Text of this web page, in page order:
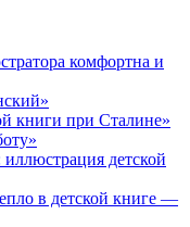
комфортна и
книги при Сталине»
детской
в детской книге —